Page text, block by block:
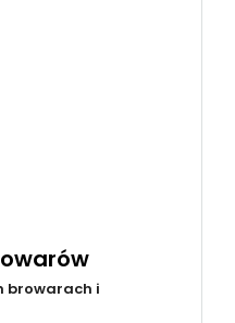
browarach i